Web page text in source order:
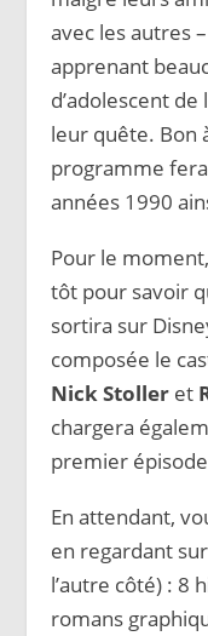
avec les autres
apprenant
d’adolescent
leur quête. Bon
programme
années 1990
Pour le
tôt pour savoir
sortira sur
composée le
Nick Stoller et
chargera
premier
En attendant,
en regardant
l’autre côté) : 8
romans